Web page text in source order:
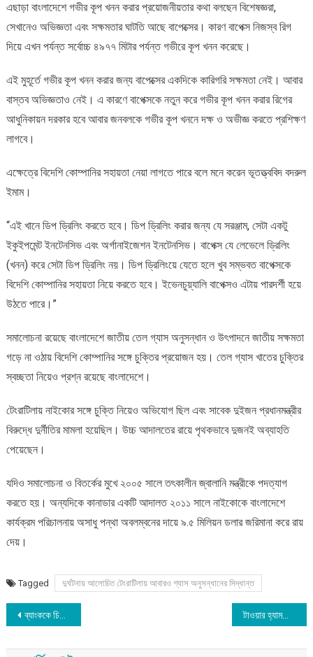
এছাড়া বাংলাদেশে গভীর কূপ খনন করার প্রয়োজনীয়তার কথা বলছেন বিশেষজ্ঞরা,
সেখানেও অভিজ্ঞতা এবং সক্ষমতার ঘাটতি আছে বাপেক্সের। কারণ বাপেক্স নিজস্ব রিগ
দিয়ে এখন পর্যন্ত সর্বোচ্চ ৪৯৭৭ মিটার পর্যন্ত গভীরে কূপ খনন করেছে।
এই মুহূর্তে গভীর কূপ খনন করার জন্য বাপেক্সের একদিকে কারিগরি সক্ষমতা নেই। আবার
বাস্তব অভিজ্ঞতাও নেই। এ কারণে বাপেক্সকে নতুন করে গভীর কূপ খনন করার রিগের
আধুনিকায়ন দরকার হবে আবার জনবলকে গভীর কূপ খননে দক্ষ ও অভীজ্ঞ করতে প্রশিক্ষণ
লাগবে।
এক্ষেত্রে বিদেশি কোম্পানির সহায়তা নেয়া লাগতে পারে বলে মনে করেন ভূতত্ত্ববিদ বদরুল
ইমাম।
“এই খানে ডিপ ড্রিলিং করতে হবে। ডিপ ড্রিলিং করার জন্য যে সরঞ্জাম, সেটা একটু
ইকুইপমেন্ট ইনটেনসিভ এবং অর্গানাইজেশন ইনটেনসিভ। বাপেক্স যে লেভেলে ড্রিলিং
(খনন) করে সেটা ডিপ ড্রিলিং নয়। ডিপ ড্রিলিংয়ে যেতে হলে খুব সম্ভবত বাপেক্সকে
বিদেশি কোম্পানির সহায়তা নিয়ে করতে হবে। ইভেনচুয়্যালি বাপেক্সও এটায় পারদর্শী হয়ে
উঠতে পারে।”
সমালোচনা রয়েছে বাংলাদেশে জাতীয় তেল গ্যাস অনুসন্ধান ও উৎপাদনে জাতীয় সক্ষমতা
গড়ে না ওঠায় বিদেশি কোম্পানির সঙ্গে চুক্তির প্রয়োজন হয়। তেল গ্যাস খাতের চুক্তির
স্বচ্ছতা নিয়েও প্রশ্ন রয়েছে বাংলাদেশে।
টেংরাটিলায় নাইকোর সঙ্গে চুক্তি নিয়েও অভিযোগ ছিল এবং সাবেক দুইজন প্রধানমন্ত্রীর
বিরুদ্ধে দুর্নীতির মামলা হয়েছিল। উচ্চ আদালতের রায়ে পৃথকভাবে দুজনই অব্যাহতি
পেয়েছেন।
যদিও সমালোচনা ও বিতর্কের মুখে ২০০৫ সালে তৎকালীন জ্বালানি মন্ত্রীকে পদত্যাগ
করতে হয়। অন্যদিকে কানাডার একটি আদালত ২০১১ সালে নাইকোকে বাংলাদেশে
কার্যক্রম পরিচালনায় অসাধু পন্থা অবলম্বনের দায়ে ৯.৫ মিলিয়ন ডলার জরিমানা করে রায়
দেয়।
Tagged দুর্ঘটনায় আলোচিত টেংরাটিলায় আবারও গ্যাস অনুসন্ধানের সিদ্ধান্ত
Post
navigation
ব্যাংককে চিকিৎসাধীন জুলাই যোদ্ধাদের দেখতে গেলেন ডা. শফিকুর রহমান টাওয়ার হ্যামলেটস কাউন্সিলে ৪র্থবার নির্বাহী মেয়র নির্বাচিত হয়ে ইতিহাস সৃষ্টি করলেন লুৎফুর রহমান